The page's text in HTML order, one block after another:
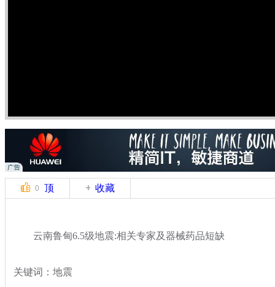
0 顶 收藏
云南鲁甸6.5级地震:相关专家及器械药品短缺
关键词：地震